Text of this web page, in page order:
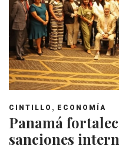
CINTILLO , ECONOMÍA
Panamá
sanciones